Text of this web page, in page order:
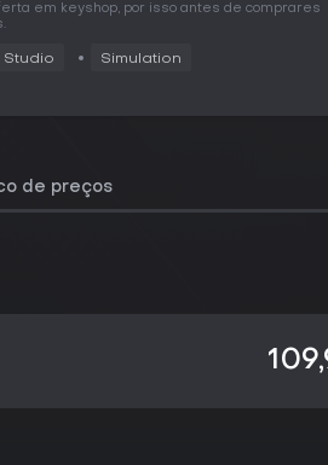
em keyshop, por isso antes de comprares
Studio Simulation
de preços